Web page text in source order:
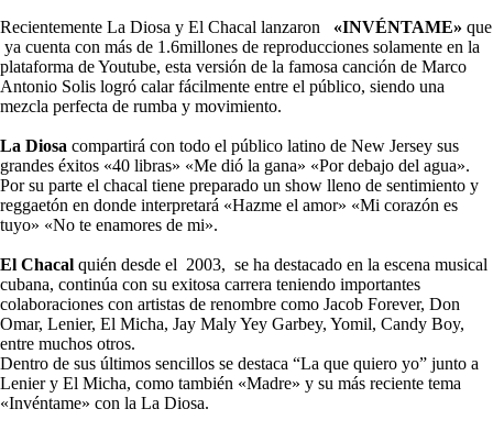
Recientemente La Diosa y El Chacal lanzaron «INVÉNTAME» que
ya cuenta con más de 1.6millones de reproducciones solamente en la
plataforma de Youtube, esta versión de la famosa canción de Marco
Antonio Solis logró calar fácilmente entre el público, siendo una
mezcla perfecta de rumba y movimiento.
La Diosa compartirá con todo el público latino de New Jersey sus
grandes éxitos «40 libras» «Me dió la gana» «Por debajo del agua».
Por su parte el chacal tiene preparado un show lleno de sentimiento y
reggaetón en donde interpretará «Hazme el amor» «Mi corazón es
tuyo» «No te enamores de mi».
El Chacal quién desde el 2003, se ha destacado en la escena musical
cubana, continúa con su exitosa carrera teniendo importantes
colaboraciones con artistas de renombre como Jacob Forever, Don
Omar, Lenier, El Micha, Jay Maly Yey Garbey, Yomil, Candy Boy,
entre muchos otros.
Dentro de sus últimos sencillos se destaca “La que quiero yo” junto a
Lenier y El Micha, como también «Madre» y su más reciente tema
«Invéntame» con la La Diosa.